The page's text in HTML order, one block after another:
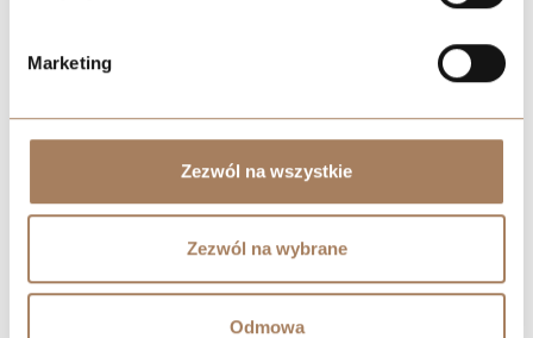
Marketing
Zezwól na wszystkie
Zezwól na wybrane
Odmowa